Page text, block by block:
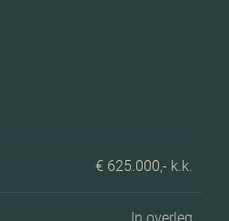
€ 625.000,- k.k.
In overleg